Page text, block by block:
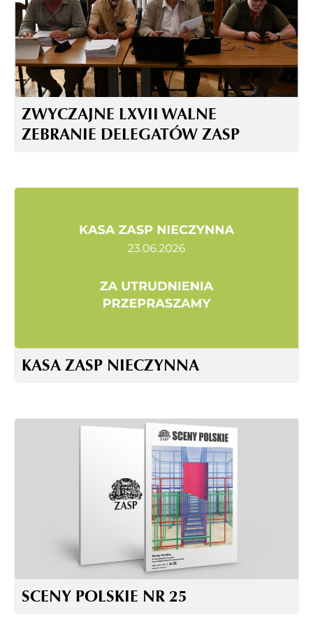
ZWYCZAJNE LXVII WALNE
ZEBRANIE DELEGATÓW ZASP
KASA ZASP NIECZYNNA
SCENY POLSKIE NR 25